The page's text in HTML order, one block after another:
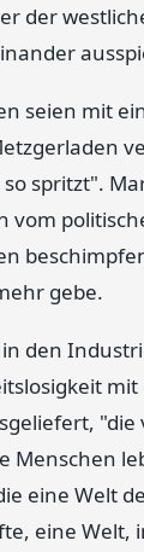
der
seien mit
spritzt".
vom
gebe.
den
Menschen
eine Welt
eine Welt,